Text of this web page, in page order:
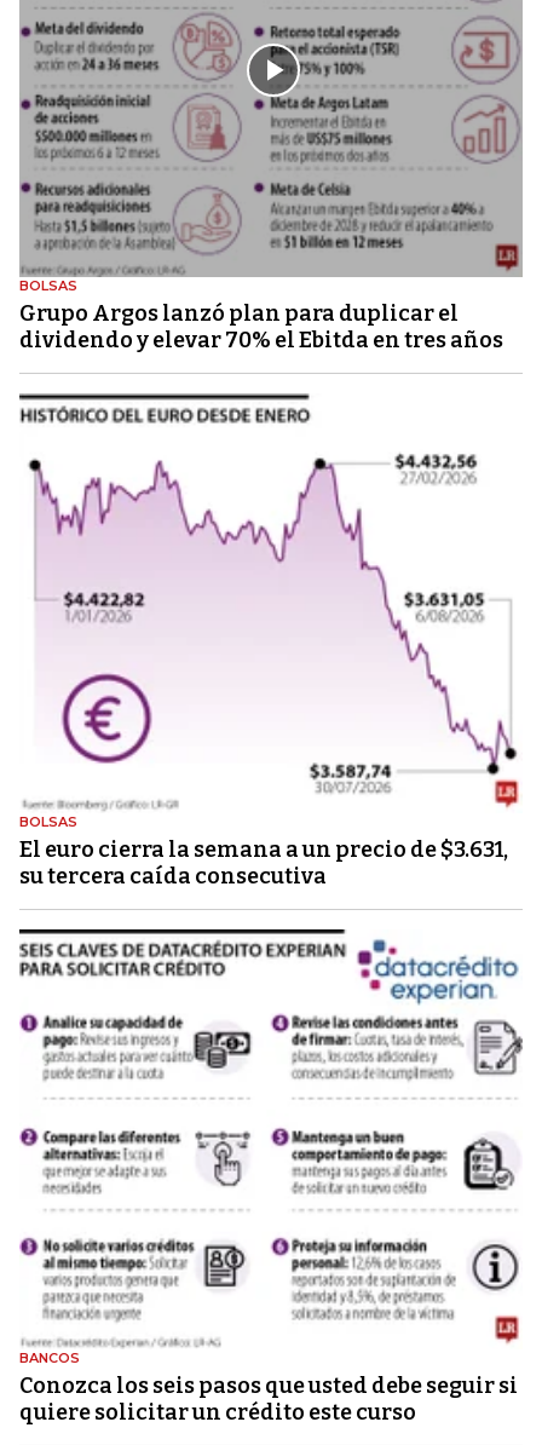
BOLSAS
Grupo Argos lanzó plan para duplicar el
dividendo y elevar 70% el Ebitda en tres años
BOLSAS
El euro cierra la semana a un precio de $3.631,
su tercera caída consecutiva
BANCOS
Conozca los seis pasos que usted debe seguir si
quiere solicitar un crédito este curso